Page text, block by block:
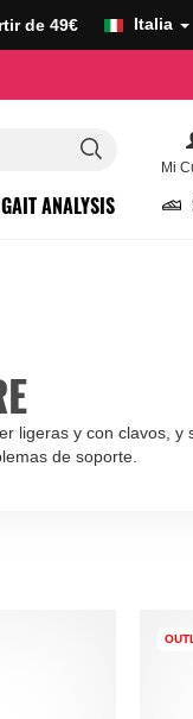
de 49€ Italia
Mi
GAIT ANALYSIS
ligeras y con clavos, y
de soporte.